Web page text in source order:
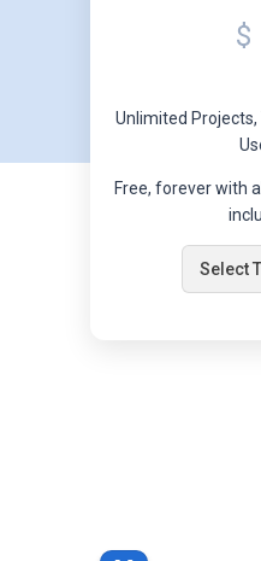
$
Unlimited Projects,
Free, forever with
Select